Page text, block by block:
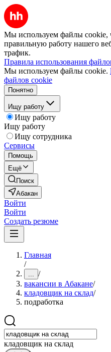
Мы используем файлы cookie,
правильную работу нашего
трафик.
Правила использования
Мы используем файлы cookie.
файлов cookie
Понятно
Ищу работу
Ищу работу
Ищу работу
Ищу сотрудника
Сервисы
Помощь
Ещё
Поиск
Абакан
Войти
Войти
Создать резюме
Главная
/
... /
вакансии в Абакане/
кладовщик на склад/
подработка
кладовщик на склад